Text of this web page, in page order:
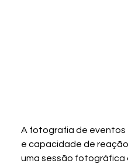
A fotografia de eventos
e capacidade de
uma sessão fotográfica